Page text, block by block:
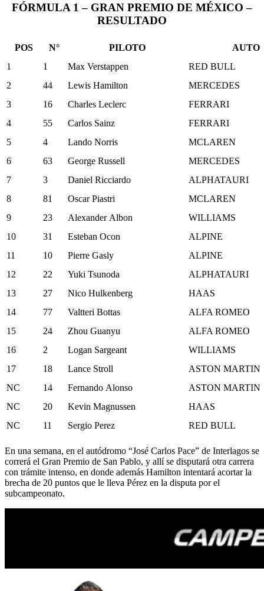
FÓRMULA 1 – GRAN PREMIO DE MÉXICO –
RESULTADO
POS N° PILOTO
AUTO
1
1 Max Verstappen
RED BULL
2
44 Lewis Hamilton
MERCEDES
3
16 Charles Leclerc
FERRARI
4
55 Carlos Sainz
FERRARI
5
4 Lando Norris
MCLAREN
6
63 George Russell
MERCEDES
7
3 Daniel Ricciardo
ALPHATAURI
8
81 Oscar Piastri
MCLAREN
9
23 Alexander Albon
WILLIAMS
10
31 Esteban Ocon
ALPINE
11
10 Pierre Gasly
ALPINE
12
22 Yuki Tsunoda
ALPHATAURI
13
27 Nico Hulkenberg
HAAS
14
77 Valtteri Bottas
ALFA ROMEO
15
24 Zhou Guanyu
ALFA ROMEO
16
2 Logan Sargeant
WILLIAMS
17
18 Lance Stroll
ASTON MARTIN
NC
14 Fernando Alonso
ASTON MARTIN
NC
20 Kevin Magnussen
HAAS
NC
11 Sergio Perez RED BULL
En una semana, en el autódromo “José Carlos Pace” de Interlagos se
correrá el Gran Premio de San Pablo, y allí se disputará otra carrera
con trámite intenso, en donde además Hamilton intentará acortar la
brecha de 20 puntos que le lleva Pérez en la disputa por el
subcampeonato.